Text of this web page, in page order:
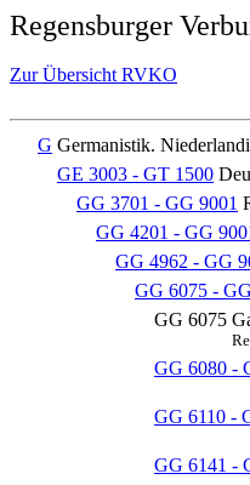
Regensburger
Zur Übersicht RVKO
G Germanistik.
GE 3003 - GT 1500
GG 3701 - GG 9001
GG 4201 - GG
GG 4962 - GG
GG 6075 -
GG 6075
GG 6080 -
GG 6110 -
GG 6141 -